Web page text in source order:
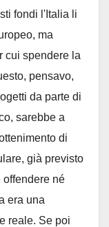
fondi l'Italia li
ma
cui spendere la
pensavo,
da parte di
sarebbe a
di
già previsto
né
era una
reale. Se poi